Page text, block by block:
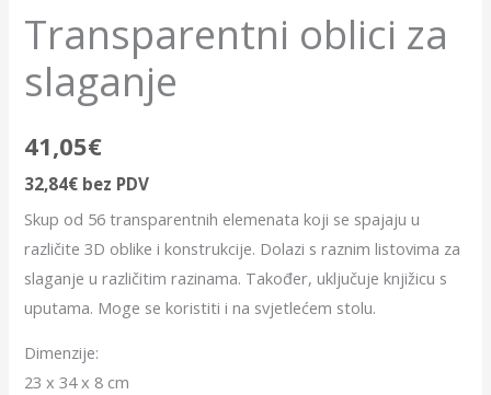
Transparentni oblici za
slaganje
41,05€
32,84€ bez PDV
Skup od 56 transparentnih elemenata koji se spajaju u
različite 3D oblike i konstrukcije. Dolazi s raznim listovima za
slaganje u različitim razinama. Također, uključuje knjižicu s
uputama. Moge se koristiti i na svjetlećem stolu.
Dimenzije:
23 x 34 x 8 cm